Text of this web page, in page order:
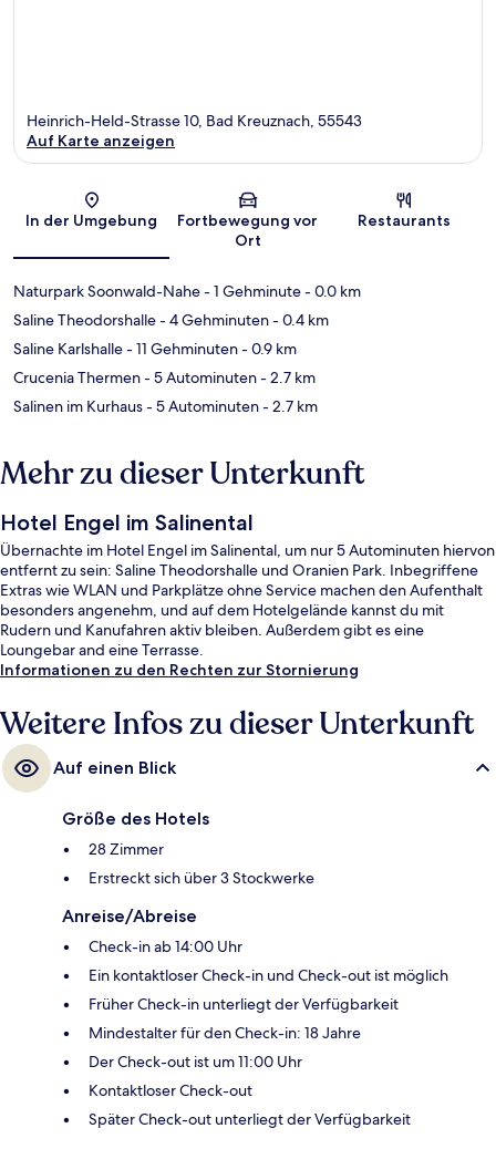
Karte
Heinrich-Held-Strasse 10, Bad Kreuznach, 55543
Auf Karte anzeigen
In der Umgebung
Fortbewegung vor
Ort
Restaurants
Naturpark Soonwald-Nahe- 1 Gehminute- 0.0 km
Saline Theodorshalle- 4 Gehminuten- 0.4 km
Saline Karlshalle- 11 Gehminuten- 0.9 km
Crucenia Thermen- 5 Autominuten- 2.7 km
Salinen im Kurhaus- 5 Autominuten- 2.7 km
Mehr zu dieser Unterkunft
Hotel Engel im Salinental
Übernachte im Hotel Engel im Salinental, um nur 5 Autominuten hiervon
entfernt zu sein: Saline Theodorshalle und Oranien Park. Inbegriffene
Extras wie WLAN und Parkplätze ohne Service machen den Aufenthalt
besonders angenehm, und auf dem Hotelgelände kannst du mit
Rudern und Kanufahren aktiv bleiben. Außerdem gibt es eine
Loungebar and eine Terrasse.
Informationen zu den Rechten zur Stornierung
Weitere Infos zu dieser Unterkunft
Auf einen Blick
Größe des Hotels
28 Zimmer
Erstreckt sich über 3 Stockwerke
Anreise/Abreise
Check-in ab 14:00 Uhr
Ein kontaktloser Check-in und Check-out ist möglich
Früher Check-in unterliegt der Verfügbarkeit
Mindestalter für den Check-in: 18 Jahre
Der Check-out ist um 11:00 Uhr
Kontaktloser Check-out
Später Check-out unterliegt der Verfügbarkeit